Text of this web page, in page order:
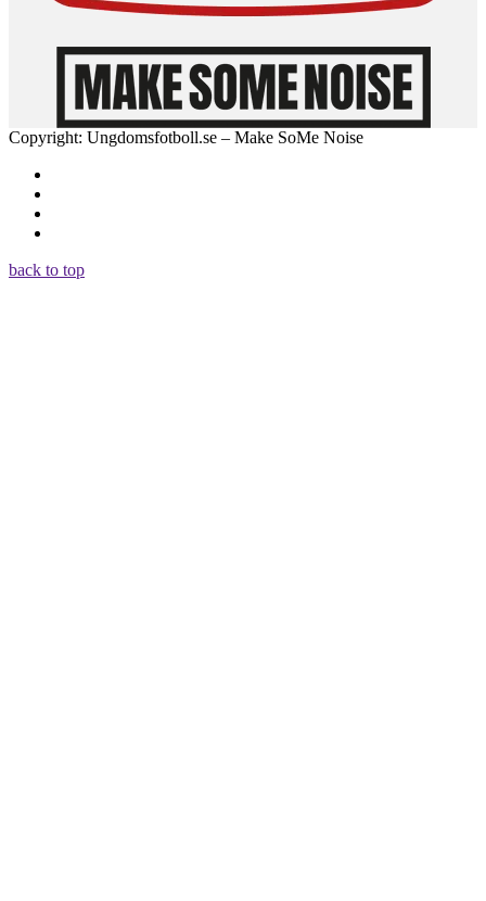
Copyright: Ungdomsfotboll.se – Make SoMe Noise
back to top